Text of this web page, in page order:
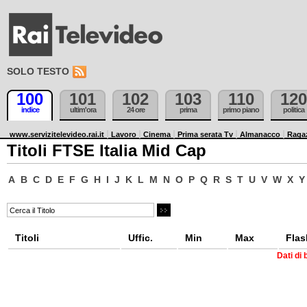
SOLO TESTO
100
indice
101
ultim'ora
102
24 ore
103
prima
110
primo piano
120
politica
www.servizitelevideo.rai.it Lavoro Cinema Prima serata Tv Almanacco
Titoli FTSE Italia Mid Cap
A B C D E F G H I J K L M N O P Q R S T U V W X Y
Titoli Uffic. Min Max
Dati di